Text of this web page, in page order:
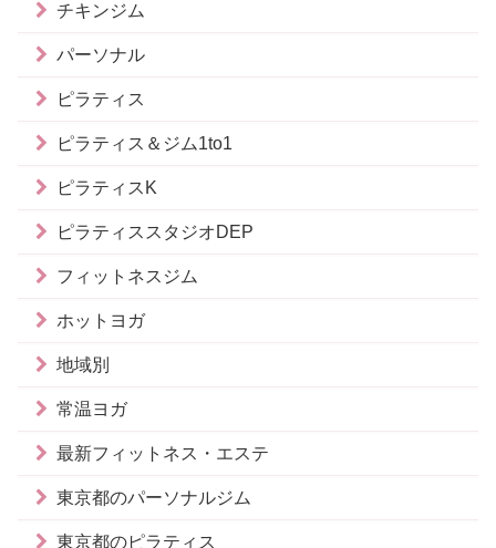
チキンジム
パーソナル
ピラティス
ピラティス＆ジム1to1
ピラティスK
ピラティススタジオDEP
フィットネスジム
ホットヨガ
地域別
常温ヨガ
最新フィットネス・エステ
東京都のパーソナルジム
東京都のピラティス